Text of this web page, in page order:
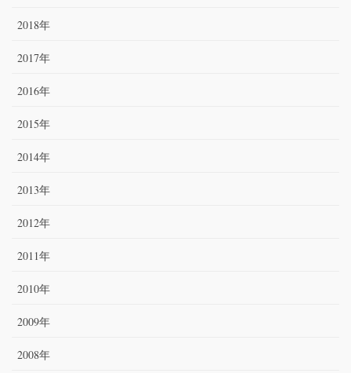
2018年
2017年
2016年
2015年
2014年
2013年
2012年
2011年
2010年
2009年
2008年